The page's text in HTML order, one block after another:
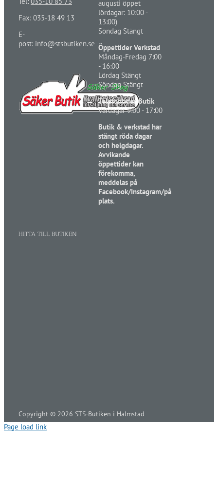
Fax: 035-18 49 13
E-
post: info@stsbutiken.se
augusti öppet
lördagar: 10:00 -
13:00)
Söndag Stängt
Öppettider Verkstad
Måndag-Fredag 7:00
- 16:00
Lördag Stängt
Söndag Stängt
Telefontider Butik
Vardagar 9:00 - 17:00
Butik & verkstad har
stängt röda dagar
och helgdagar.
Avvikande
öppettider kan
förekomma,
meddelas på
Facebook/Instagram/på
plats.
HITTA TILL BUTIKEN
Copyright © 2026 STS-Butiken i Halmstad
Page load link